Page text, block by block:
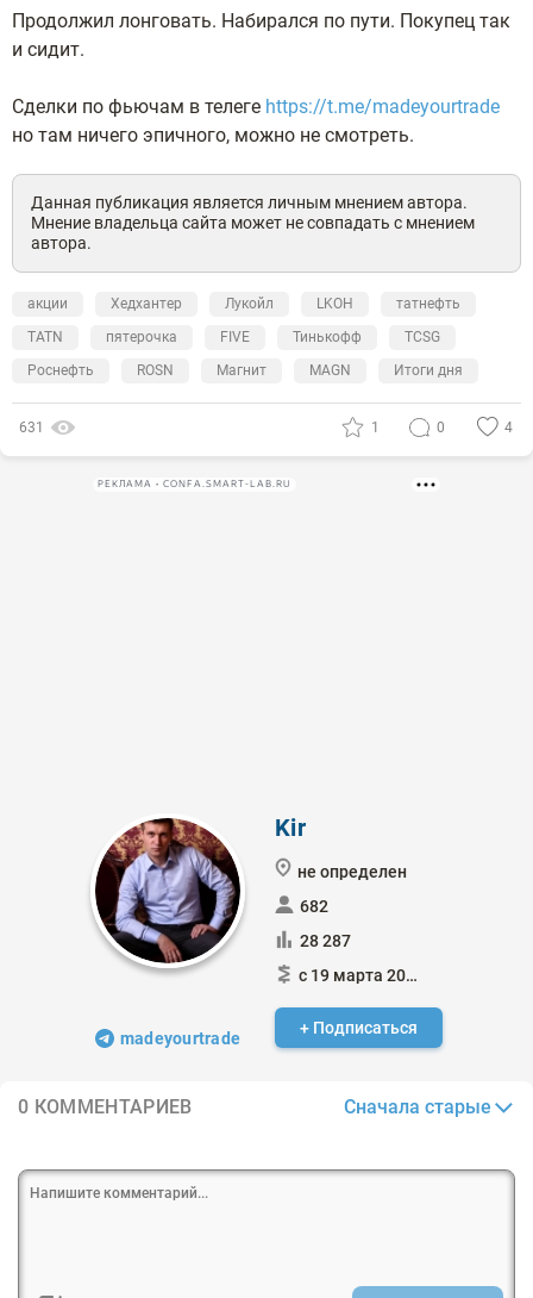
Продолжил лонговать. Набирался по пути. Покупец так
и сидит.
Сделки по фьючам в телеге https://t.me/madeyourtrade
но там ничего эпичного, можно не смотреть.
Данная публикация является личным мнением автора.
Мнение владельца сайта может не совпадать с мнением
автора.
акции Хедхантер Лукойл LKOH
татнефть
TATN
пятерочка FIVE Тинькофф
TCSG
Роснефть
ROSN Магнит MAGN Итоги дня
631 1 0 4
РЕКЛАМА • CONFA.SMART-LAB.RU
madeyourtrade
Kir
не определен
682
28 287
с 19 марта 2013
+ Подписаться
0 КОММЕНТАРИЕВ Сначала старые